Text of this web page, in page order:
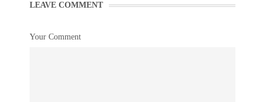
LEAVE COMMENT
Your Comment